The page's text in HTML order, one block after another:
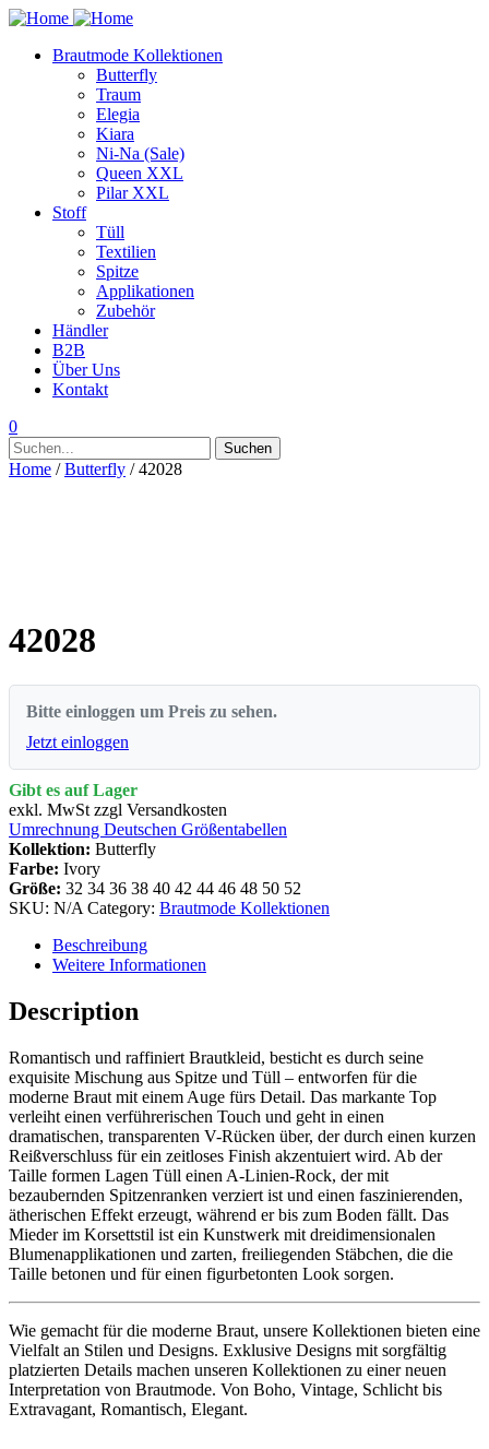
Brautmode Kollektionen
Butterfly
Traum
Elegia
Kiara
Ni-Na (Sale)
Queen XXL
Pilar XXL
Stoff
Tüll
Textilien
Spitze
Applikationen
Zubehör
Händler
B2B
Über Uns
Kontakt
0
Suchen
nach:
Suchen
Home /Butterfly / 42028
42028
Bitte einloggen um Preis zu sehen.
Jetzt einloggen
Gibt es auf Lager
exkl. MwSt zzgl Versandkosten
Umrechnung Deutschen Größentabellen
Kollektion: Butterfly
Farbe: Ivory
Größe: 32 34 36 38 40 42 44 46 48 50 52
SKU: N/A Category: Brautmode Kollektionen
Beschreibung
Weitere Informationen
Description
Romantisch und raffiniert Brautkleid, besticht es durch seine
exquisite Mischung aus Spitze und Tüll – entworfen für die
moderne Braut mit einem Auge fürs Detail. Das markante Top
verleiht einen verführerischen Touch und geht in einen
dramatischen, transparenten V-Rücken über, der durch einen kurzen
Reißverschluss für ein zeitloses Finish akzentuiert wird. Ab der
Taille formen Lagen Tüll einen A-Linien-Rock, der mit
bezaubernden Spitzenranken verziert ist und einen faszinierenden,
ätherischen Effekt erzeugt, während er bis zum Boden fällt. Das
Mieder im Korsettstil ist ein Kunstwerk mit dreidimensionalen
Blumenapplikationen und zarten, freiliegenden Stäbchen, die die
Taille betonen und für einen figurbetonten Look sorgen.
Wie gemacht für die moderne Braut, unsere Kollektionen bieten eine
Vielfalt an Stilen und Designs. Exklusive Designs mit sorgfältig
platzierten Details machen unseren Kollektionen zu einer neuen
Interpretation von Brautmode. Von Boho, Vintage, Schlicht bis
Extravagant, Romantisch, Elegant.